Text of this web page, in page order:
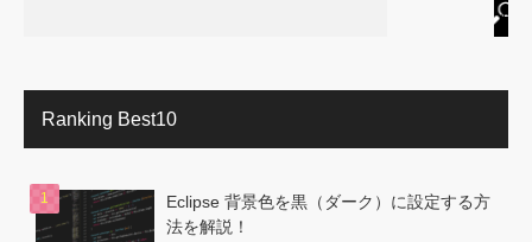
Ranking Best10
Eclipse 背景色を黒（ダーク）に設定する方
法を解説！